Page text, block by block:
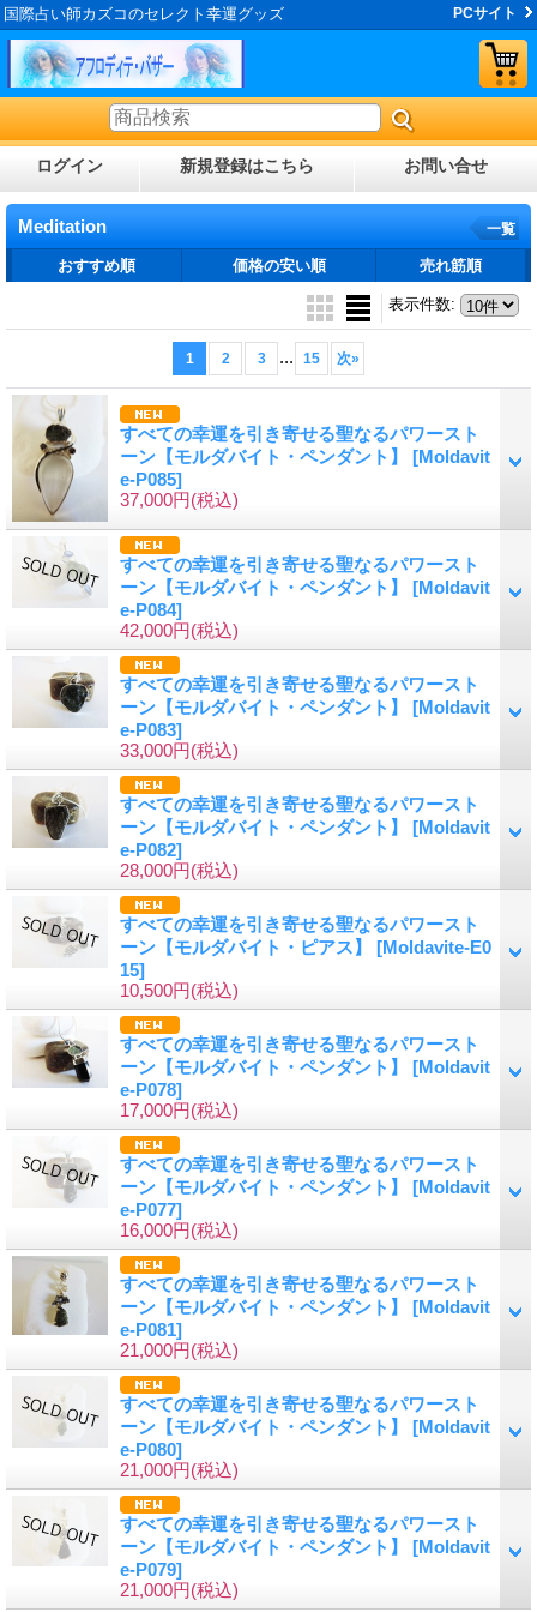
国際占い師カズコのセレクト幸運グッズ PCサイト
ログイン 新規登録はこちら お問い合せ
Meditation 一覧
おすすめ順 価格の安い順 売れ筋順
表示件数:
1 2 3 ... 15 次»
すべての幸運を引き寄せる聖なるパワースト
ーン【モルダバイト・ペンダント】 [Moldavit
e-P085]
37,000円(税込)
すべての幸運を引き寄せる聖なるパワースト
ーン【モルダバイト・ペンダント】 [Moldavit
e-P084]
42,000円(税込)
すべての幸運を引き寄せる聖なるパワースト
ーン【モルダバイト・ペンダント】 [Moldavit
e-P083]
33,000円(税込)
すべての幸運を引き寄せる聖なるパワースト
ーン【モルダバイト・ペンダント】 [Moldavit
e-P082]
28,000円(税込)
すべての幸運を引き寄せる聖なるパワースト
ーン【モルダバイト・ピアス】 [Moldavite-E0
15]
10,500円(税込)
すべての幸運を引き寄せる聖なるパワースト
ーン【モルダバイト・ペンダント】 [Moldavit
e-P078]
17,000円(税込)
すべての幸運を引き寄せる聖なるパワースト
ーン【モルダバイト・ペンダント】 [Moldavit
e-P077]
16,000円(税込)
すべての幸運を引き寄せる聖なるパワースト
ーン【モルダバイト・ペンダント】 [Moldavit
e-P081]
21,000円(税込)
すべての幸運を引き寄せる聖なるパワースト
ーン【モルダバイト・ペンダント】 [Moldavit
e-P080]
21,000円(税込)
すべての幸運を引き寄せる聖なるパワースト
ーン【モルダバイト・ペンダント】 [Moldavit
e-P079]
21,000円(税込)